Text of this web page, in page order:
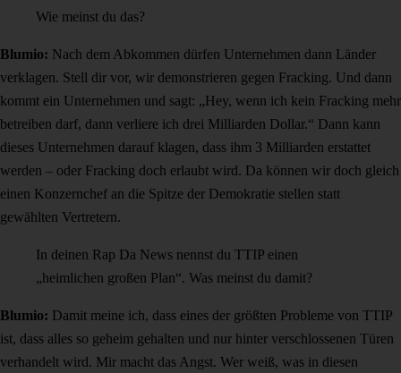
Wie meinst du das?
Blumio: Nach dem Abkommen dürfen Unternehmen dann Länder
verklagen. Stell dir vor, wir demonstrieren gegen Fracking. Und dann
kommt ein Unternehmen und sagt: „Hey, wenn ich kein Fracking mehr
betreiben darf, dann verliere ich drei Milliarden Dollar.“ Dann kann
dieses Unternehmen darauf klagen, dass ihm 3 Milliarden erstattet
werden – oder Fracking doch erlaubt wird. Da können wir doch gleich
einen Konzernchef an die Spitze der Demokratie stellen statt
gewählten Vertretern.
In deinen Rap Da News nennst du TTIP einen
„heimlichen großen Plan“. Was meinst du damit?
Blumio: Damit meine ich, dass eines der größten Probleme von TTIP
ist, dass alles so geheim gehalten und nur hinter verschlossenen Türen
verhandelt wird. Mir macht das Angst. Wer weiß, was in diesen